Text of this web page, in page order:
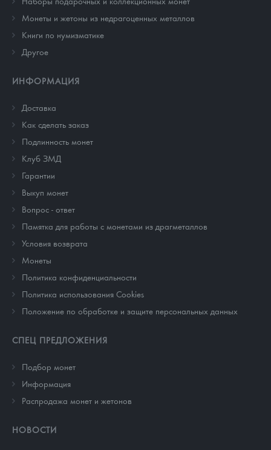
Монеты и жетоны из недрагоценных металлов
Книги по нумизматике
Другое
ИНФОРМАЦИЯ
Доставка
Как сделать заказ
Подлинность монет
Клуб ЗМД
Гарантии
Выкуп монет
Вопрос - ответ
Памятка для работы с монетами из драгметаллов
Условия возврата
Монеты
Политика конфиденциальности
Политика использования Cookies
Положение по обработке и защите персональных данных
СПЕЦ ПРЕДЛОЖЕНИЯ
Подбор монет
Информация
Распродажа монет и жетонов
НОВОСТИ